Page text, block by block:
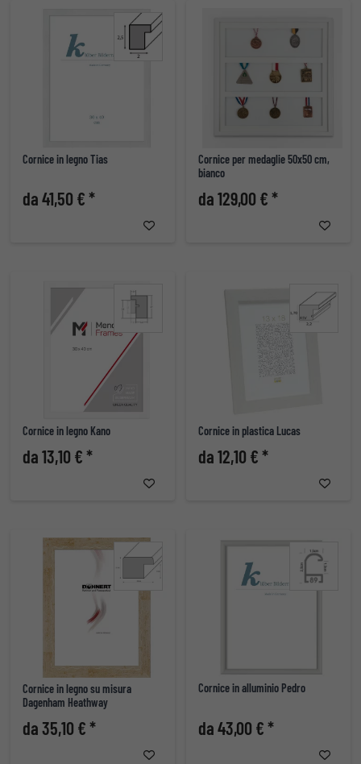
Cornice in legno Tias
da 41,50 € *
Cornice per medaglie 50x50 cm,
bianco
da 129,00 € *
Cornice in legno Kano
da 13,10 € *
Cornice in plastica Lucas
da 12,10 € *
Cornice in legno su misura
Dagenham Heathway
da 35,10 € *
Cornice in alluminio Pedro
da 43,00 € *